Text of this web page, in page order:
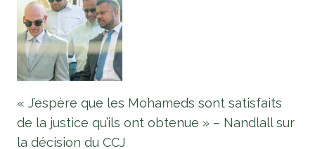
« J’espère que les Mohameds sont satisfaits
de la justice qu’ils ont obtenue » – Nandlall sur
la décision du CCJ